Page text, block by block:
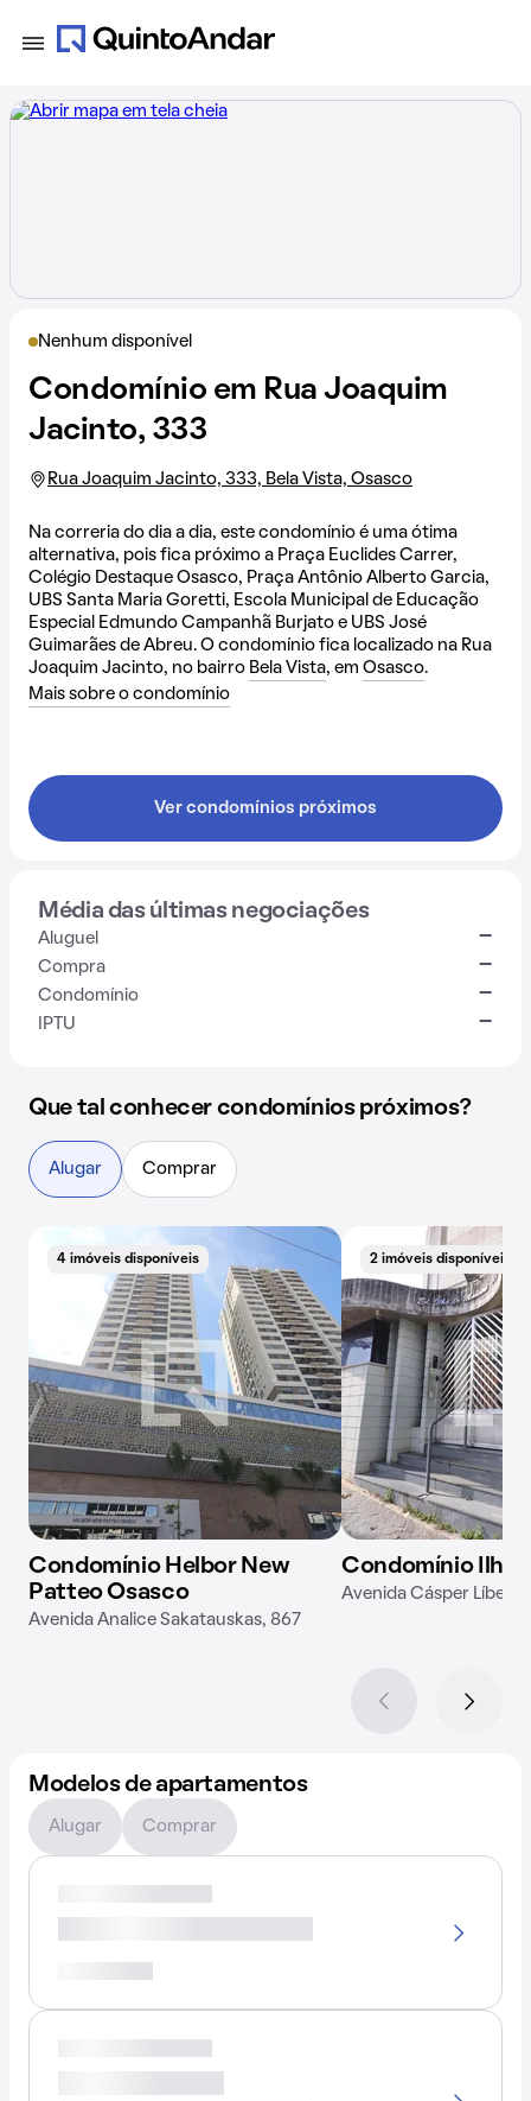
Nenhum disponível
Condomínio em Rua Joaquim
Jacinto, 333
Rua Joaquim Jacinto, 333, Bela Vista, Osasco
Na correria do dia a dia, este condomínio é uma ótima
alternativa, pois fica próximo a Praça Euclides Carrer,
Colégio Destaque Osasco, Praça Antônio Alberto Garcia,
UBS Santa Maria Goretti, Escola Municipal de Educação
Especial Edmundo Campanhã Burjato e UBS José
Guimarães de Abreu. O condomínio fica localizado na Rua
Joaquim Jacinto, no bairro Bela Vista, em Osasco.
Mais sobre o condomínio
Ver condomínios próximos
Média das últimas negociações
Aluguel -
Compra -
Condomínio -
IPTU -
Que tal conhecer condomínios próximos?
Alugar Comprar
4 imóveis disponíveis
Condomínio Helbor New
Patteo Osasco
Avenida Analice Sakatauskas, 867
2 imóveis disponíveis
Condomínio Ilha
Avenida Cásper Líbero,
Modelos de apartamentos
Alugar Comprar